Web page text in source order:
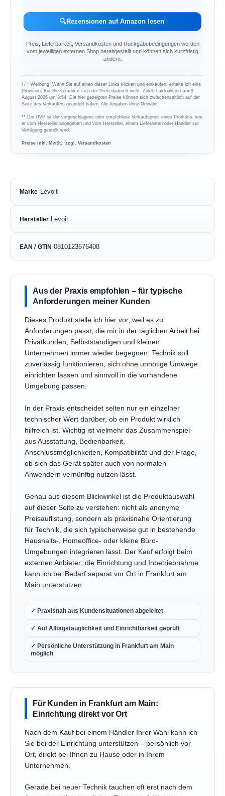
🔍Rezensionen auf Amazon lesenℹ︎
Preis, Lieferbarkeit, Versandkosten und Rückgabebedingungen werden
vom jeweiligen externen Shop bereitgestellt und können sich kurzfristig
ändern.
ℹ︎ / * Werbung: Wenn Sie auf einen dieser Links klicken und einkaufen, erhalte ich eine
Provision. Für Sie verändert sich der Preis dadurch nicht. Zuletzt aktualisiert am 9.
August 2026 um 3:54. Die hier gezeigten Preise können sich zwischenzeitlich auf der
Seite des Verkäufers geändert haben. Alle Angaben ohne Gewähr.
** Die UVP ist der vorgeschlagene oder empfohlene Verkaufspreis eines Produkts, wie
er vom Hersteller angegeben und vom Hersteller, einem Lieferanten oder Händler zur
Verfügung gestellt wird.
Preise inkl. MwSt., zzgl. Versandkosten
Marke Levoit
Hersteller Levoit
EAN / GTIN 0810123676408
Aus der Praxis empfohlen – für typische
Anforderungen meiner Kunden
Dieses Produkt stelle ich hier vor, weil es zu
Anforderungen passt, die mir in der täglichen Arbeit bei
Privatkunden, Selbstständigen und kleinen
Unternehmen immer wieder begegnen: Technik soll
zuverlässig funktionieren, sich ohne unnötige Umwege
einrichten lassen und sinnvoll in die vorhandene
Umgebung passen.
In der Praxis entscheidet selten nur ein einzelner
technischer Wert darüber, ob ein Produkt wirklich
hilfreich ist. Wichtig ist vielmehr das Zusammenspiel
aus Ausstattung, Bedienbarkeit,
Anschlussmöglichkeiten, Kompatibilität und der Frage,
ob sich das Gerät später auch von normalen
Anwendern vernünftig nutzen lässt.
Genau aus diesem Blickwinkel ist die Produktauswahl
auf dieser Seite zu verstehen: nicht als anonyme
Preisauflistung, sondern als praxisnahe Orientierung
für Technik, die sich typischerweise gut in bestehende
Haushalts-, Homeoffice- oder kleine Büro-
Umgebungen integrieren lässt. Der Kauf erfolgt beim
externen Anbieter; die Einrichtung und Inbetriebnahme
kann ich bei Bedarf separat vor Ort in Frankfurt am
Main unterstützen.
✓ Praxisnah aus Kundensituationen abgeleitet
✓ Auf Alltagstauglichkeit und Einrichtbarkeit geprüft
✓ Persönliche Unterstützung in Frankfurt am Main
möglich
Für Kunden in Frankfurt am Main:
Einrichtung direkt vor Ort
Nach dem Kauf bei einem Händler Ihrer Wahl kann ich
Sie bei der Einrichtung unterstützen – persönlich vor
Ort, direkt bei Ihnen zu Hause oder in Ihrem
Unternehmen.
Gerade bei neuer Technik tauchen oft erst nach dem